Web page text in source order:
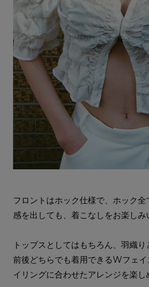
フロントはホック仕様で、ホック
感を出しても、着こなしをお楽しみ
トップスとしてはもちろん、羽織
前後どちらでも着用できるWフェ
イリングに合わせたアレンジを楽し